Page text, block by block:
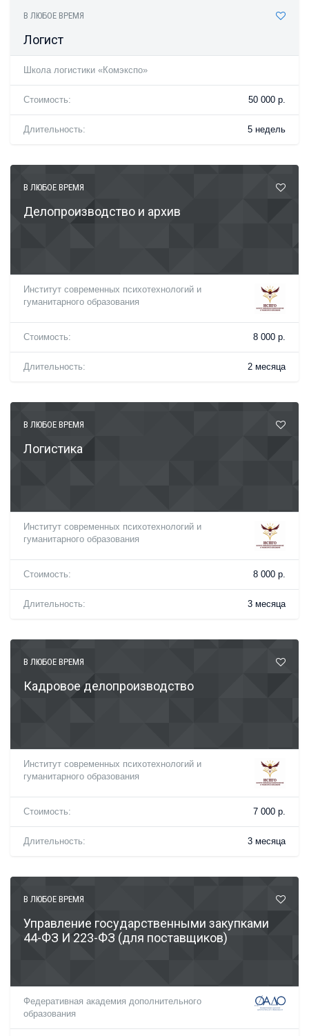
В ЛЮБОЕ ВРЕМЯ
Логист
Школа логистики «Комэкспо»
Стоимость: 50 000 р.
Длительность: 5 недель
В ЛЮБОЕ ВРЕМЯ
Делопроизводство и архив
Институт современных психотехнологий и
гуманитарного образования
Стоимость: 8 000 р.
Длительность: 2 месяца
В ЛЮБОЕ ВРЕМЯ
Логистика
Институт современных психотехнологий и
гуманитарного образования
Стоимость: 8 000 р.
Длительность: 3 месяца
В ЛЮБОЕ ВРЕМЯ
Кадровое делопроизводство
Институт современных психотехнологий и
гуманитарного образования
Стоимость: 7 000 р.
Длительность: 3 месяца
В ЛЮБОЕ ВРЕМЯ
Управление государственными закупками
44-ФЗ И 223-ФЗ (для поставщиков)
Федеративная академия дополнительного
образования